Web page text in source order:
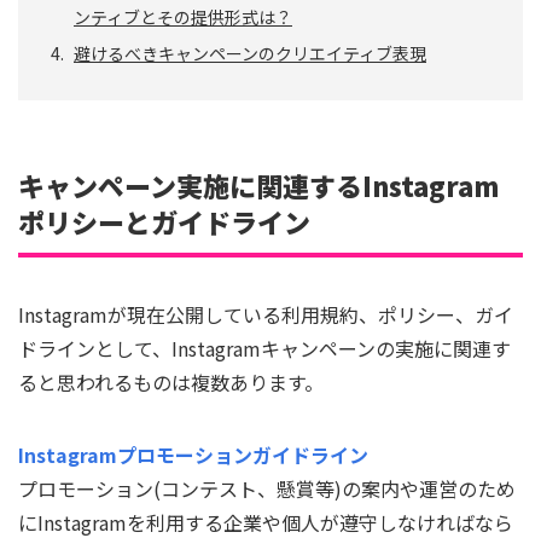
ンティブとその提供形式は？
避けるべきキャンペーンのクリエイティブ表現
キャンペーン実施に関連するInstagram
ポリシーとガイドライン
Instagramが現在公開している利用規約、ポリシー、ガイ
ドラインとして、Instagramキャンペーンの実施に関連す
ると思われるものは複数あります。
Instagramプロモーションガイドライン
プロモーション(コンテスト、懸賞等)の案内や運営のため
にInstagramを利用する企業や個人が遵守しなければなら